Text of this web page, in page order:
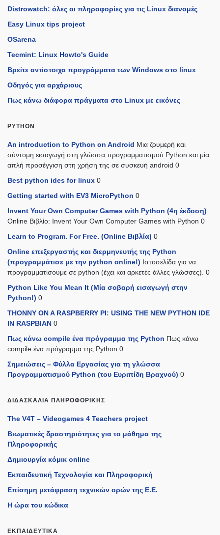
Distrowatch: όλες οι πληροφορίες για τις Linux διανομές
Easy Linux tips project
OSarena
Tecmint: Linux Howto's Guide
Βρείτε αντίστοιχα προγράμματα των Windows στο linux
Οδηγός για αρχάριους
Πως κάνω διάφορα πράγματα στο Linux με εικόνες
PYTHON
An introduction to Python on Android Μια ζουμερή και
σύντομη εισαγωγή στη γλώσσα προγραμματισμού Python και μία
απλή προσέγγιση στη χρήση της σε συσκευή android 0
Best python ides for linux 0
Getting started with EV3 MicroPython 0
Invent Your Own Computer Games with Python (4η έκδοση)
Online Βιβλίο: Invent Your Own Computer Games with Python 0
Learn to Program. For Free. (Online Βιβλία) 0
Online επεξεργαστής και διερμηνευτής της Python
(προγραμμάτισε με την python online!) Ιστοσελίδα για να
προγραμματίσουμε σε python (έχει και αρκετές άλλες γλώσσες). 0
Python Like You Mean It (Mία σοβαρή εισαγωγή στην
Python!) 0
THONNY ON A RASPBERRY PI: USING THE NEW PYTHON IDE
IN RASPBIAN 0
Πως κάνω compile ένα πρόγραμμα της Python Πως κάνω
compile ένα πρόγραμμα της Python 0
Σημειώσεις – Φύλλα Εργασίας για τη γλώσσα
Προγραμματισμού Python (του Ευριπίδη Βραχνού) 0
ΔΙΔΑΣΚΑΛΊΑ ΠΛΗΡΟΦΟΡΙΚΉΣ
The V4T – Videogames 4 Teachers project
Βιωματικές δραστηριότητες για το μάθημα της
Πληροφορικής
Δημιουργία κόμικ online
Εκπαιδευτική Τεχνολογία και Πληροφορική
Επίσημη μετάφραση τεχνικών ορών της Ε.Ε.
Η ώρα του κώδικα
ΕΚΠΑΙΔΕΥΤΙΚΆ